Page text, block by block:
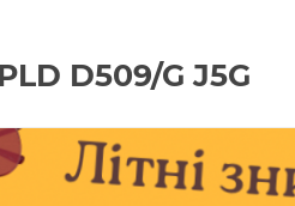
D509/G J5G